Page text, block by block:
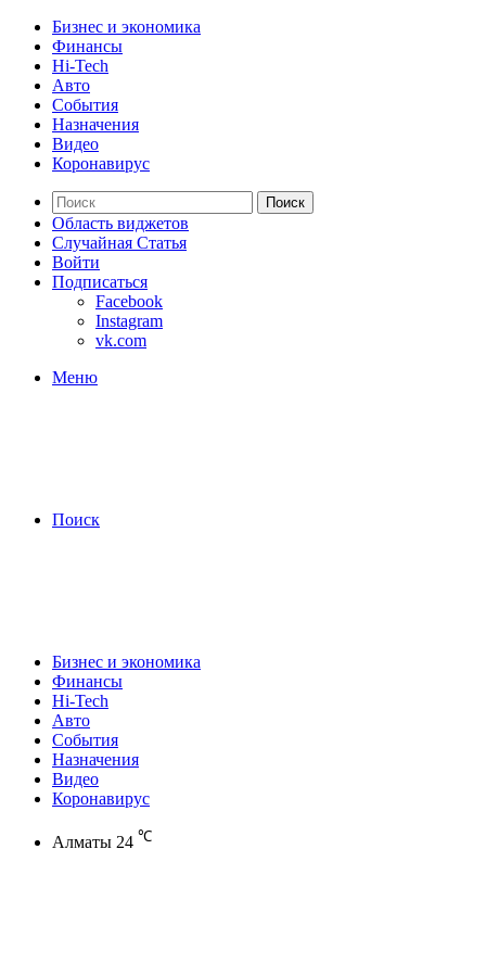
Бизнес и экономика
Финансы
Hi-Tech
Авто
События
Назначения
Видео
Коронавирус
Поиск
Область виджетов
Случайная Статья
Войти
Подписаться
Facebook
Instagram
vk.com
Меню
Поиск
Бизнес и экономика
Финансы
Hi-Tech
Авто
События
Назначения
Видео
Коронавирус
Алматы 24 ℃